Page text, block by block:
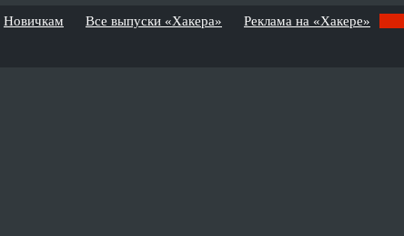
Новичкам Все выпуски «Хакера» Реклама на «Хакере»